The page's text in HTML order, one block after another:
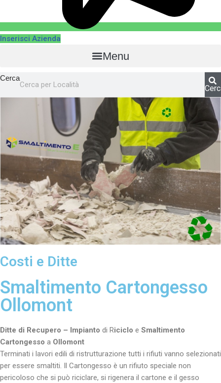
Inserisci Azienda
Menu
Cerca
Costi e Ditte
Smaltimento Cartongesso
Ollomont
Ditte di Recupero – Impianto di Riciclo e Smaltimento
Cartongesso a Ollomont
Terminati i lavori edili di ristrutturazione tutti i rifiuti vanno selezionati
per essere smaltiti. Il Cartongesso è un rifiuto speciale non
pericoloso che si può riciclare, si rigenera il cartone e il gesso